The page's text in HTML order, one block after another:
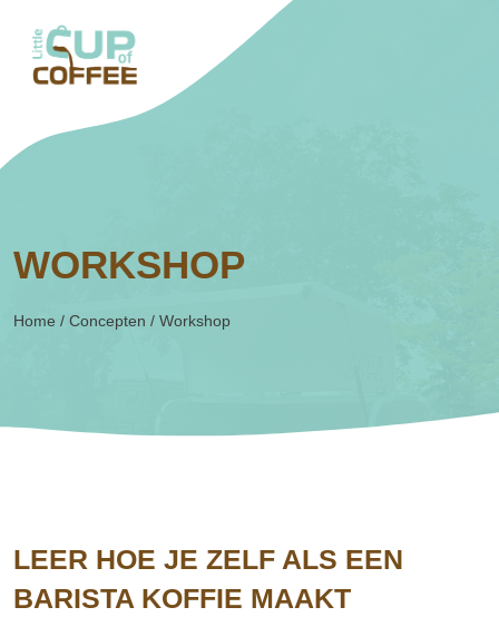
WORKSHOP
Home / Concepten / Workshop
LEER HOE JE ZELF ALS EEN
BARISTA KOFFIE MAAKT